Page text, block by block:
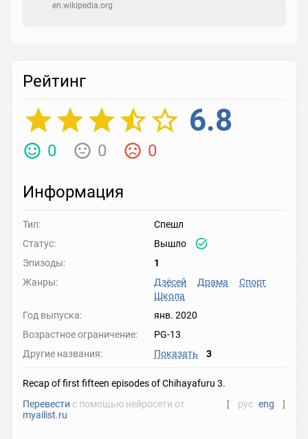
en.wikipedia.org
Рейтинг
6.8
0 0 0
Информация
Тип:
Спешл
Статус:
Вышло
Эпизоды:
1
Жанры:
Дзёсей Драма
Спорт
Школа
Год выпуска:
янв. 2020
Возрастное ограничение:
PG-13
Другие названия:
Показать 3
Recap of first fifteen episodes of Chihayafuru 3.
Перевести с помощью нейросети от
myailist.ru
[ рус eng ]